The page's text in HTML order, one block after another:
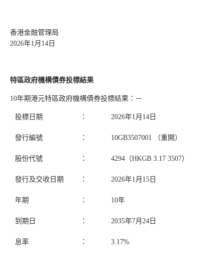
香港金融管理局
2026年1月14日
特區政府機構債券投標結果
10年期港元特區政府機構債券投標結果：－
投標日期 ： 2026年1月14日
發行編號 ： 10GB3507001 （重開）
股份代號 ： 4294（HKGB 3.17 3507）
發行及交收日期 ： 2026年1月15日
年期 ： 10年
到期日 ： 2035年7月24日
息率 ： 3.17%